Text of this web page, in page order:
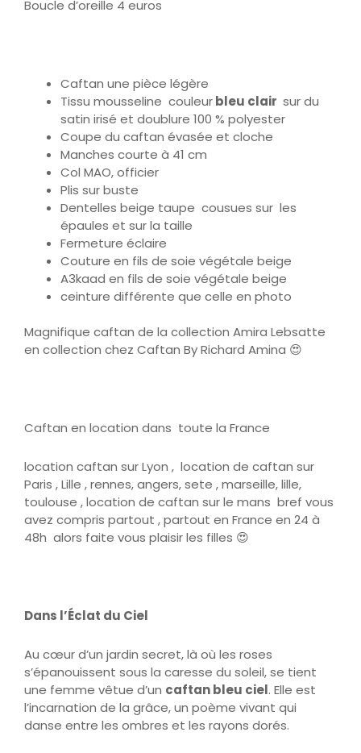
Boucle d’oreille 4 euros
Caftan une pièce légère
Tissu mousseline couleurbleu clair sur du
satin irisé et doublure 100 % polyester
Coupe du caftan évasée et cloche
Manches courte à 41 cm
Col MAO, officier
Plis sur buste
Dentelles beige taupe cousues sur les
épaules et sur la taille
Fermeture éclaire
Couture en fils de soie végétale beige
A3kaad en fils de soie végétale beige
ceinture différente que celle en photo
Magnifique caftan de la collection Amira Lebsatte
en collection chez Caftan By Richard Amina 😍
Caftan en location dans toute la France
location caftan sur Lyon , location de caftan sur
Paris , Lille , rennes, angers, sete , marseille, lille,
toulouse , location de caftan sur le mans bref vous
avez compris partout , partout en France en 24 à
48h alors faite vous plaisir les filles 😍
Dans l’Éclat du Ciel
Au cœur d’un jardin secret, là où les roses
s’épanouissent sous la caresse du soleil, se tient
une femme vêtue d’un caftan bleu ciel. Elle est
l’incarnation de la grâce, un poème vivant qui
danse entre les ombres et les rayons dorés.